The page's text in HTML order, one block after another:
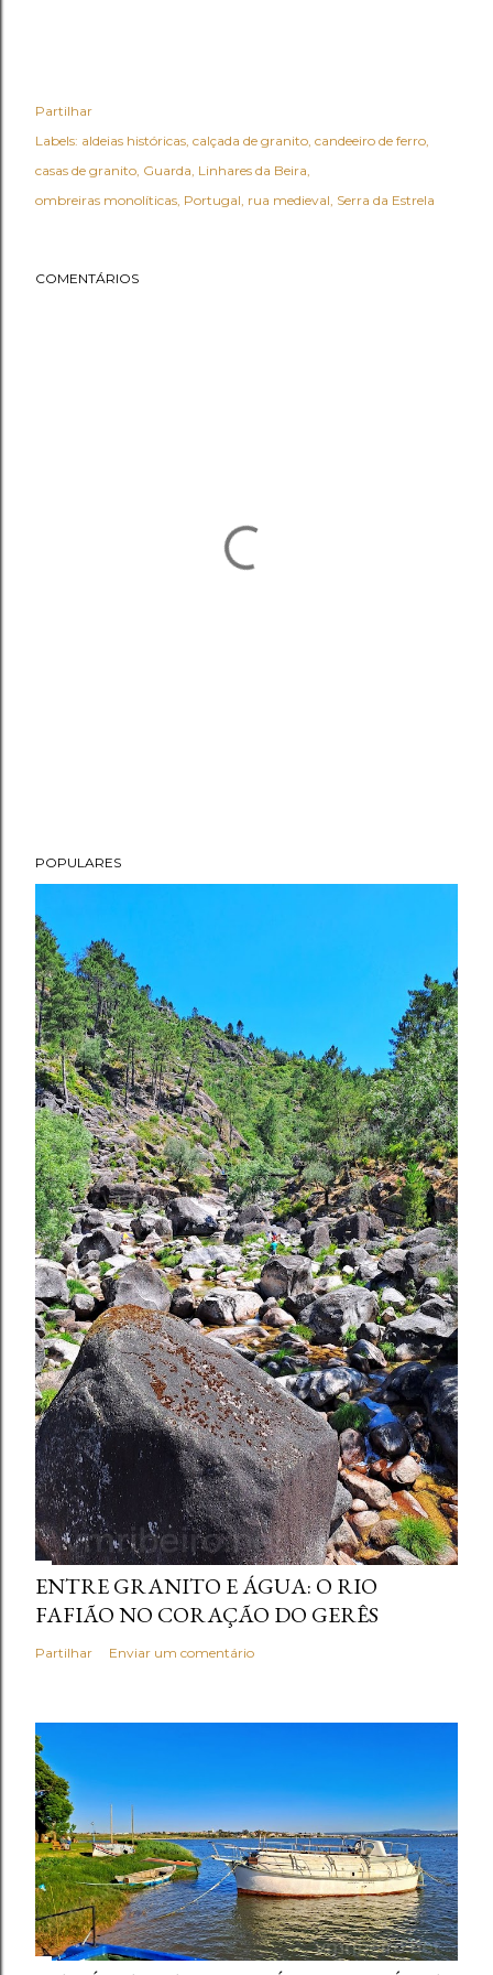
Partilhar
Labels: aldeias históricas calçada de granito candeeiro de ferro
casas de granito Guarda Linhares da Beira
ombreiras monolíticas Portugal rua medieval Serra da Estrela
COMENTÁRIOS
POPULARES
ENTRE GRANITO E ÁGUA: O RIO
FAFIÃO NO CORAÇÃO DO GERÊS
Partilhar Enviar um comentário